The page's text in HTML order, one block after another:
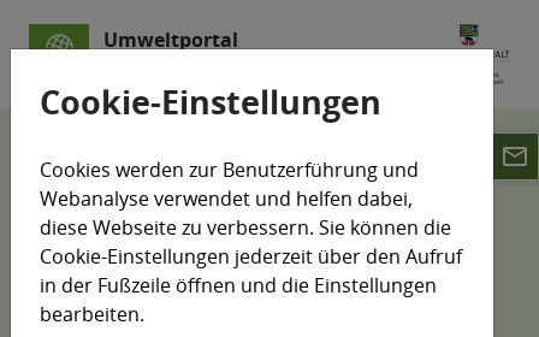
Umweltportal
Karten
Umweltdaten-Karte
Viele Informationen zur Umwelt können auf Karten
Cookie-Einstellungen
Cookies werden zur Benutzerführung und
Webanalyse verwendet und helfen dabei,
diese Webseite zu verbessern. Sie können die
Cookie-Einstellungen jederzeit über den Aufruf
in der Fußzeile öffnen und die Einstellungen
bearbeiten.
email